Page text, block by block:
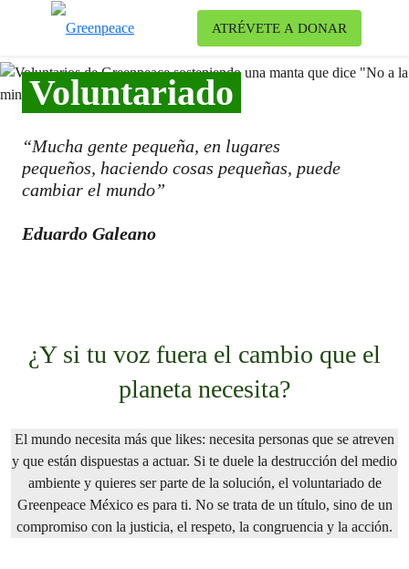
ATRÉVETE A DONAR
Voluntariado
“Mucha gente pequeña, en lugares
pequeños, haciendo cosas pequeñas, puede
cambiar el mundo”
Eduardo Galeano
¿Y si tu voz fuera el cambio que el
planeta necesita?
El mundo necesita más que likes: necesita personas que se atreven
y que están dispuestas a actuar. Si te duele la destrucción del medio
ambiente y quieres ser parte de la solución, el voluntariado de
Greenpeace México es para ti. No se trata de un título, sino de un
compromiso con la justicia, el respeto, la congruencia y la acción.